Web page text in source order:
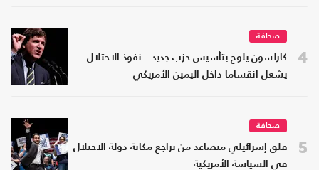
4
صحافة
كارلسون يلوح بتأسيس حزب جديد.. نفوذ الاحتلال
يشعل انقساما داخل اليمين الأمريكي
5
صحافة
قلق إسرائيلي متصاعد من تراجع مكانة دولة الاحتلال
في السياسة الأمريكية